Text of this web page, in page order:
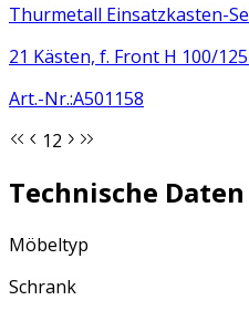
Thurmetall Einsatzkasten-
21 Kästen, f. Front H 100/
Art.-Nr.:A501158
12
Technische Daten
Möbeltyp
Schrank